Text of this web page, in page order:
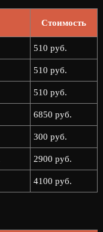
Стоимость
510 руб.
510 руб.
510 руб.
6850 руб.
300 руб.
2900 руб.
4100 руб.